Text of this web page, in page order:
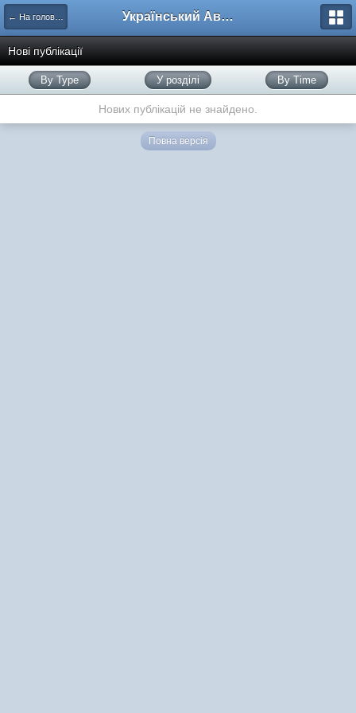
← На головну Український Автоклуб ВАЗ
Нові публікації
By Type У розділі By Time
Нових публікацій не знайдено.
Повна версія